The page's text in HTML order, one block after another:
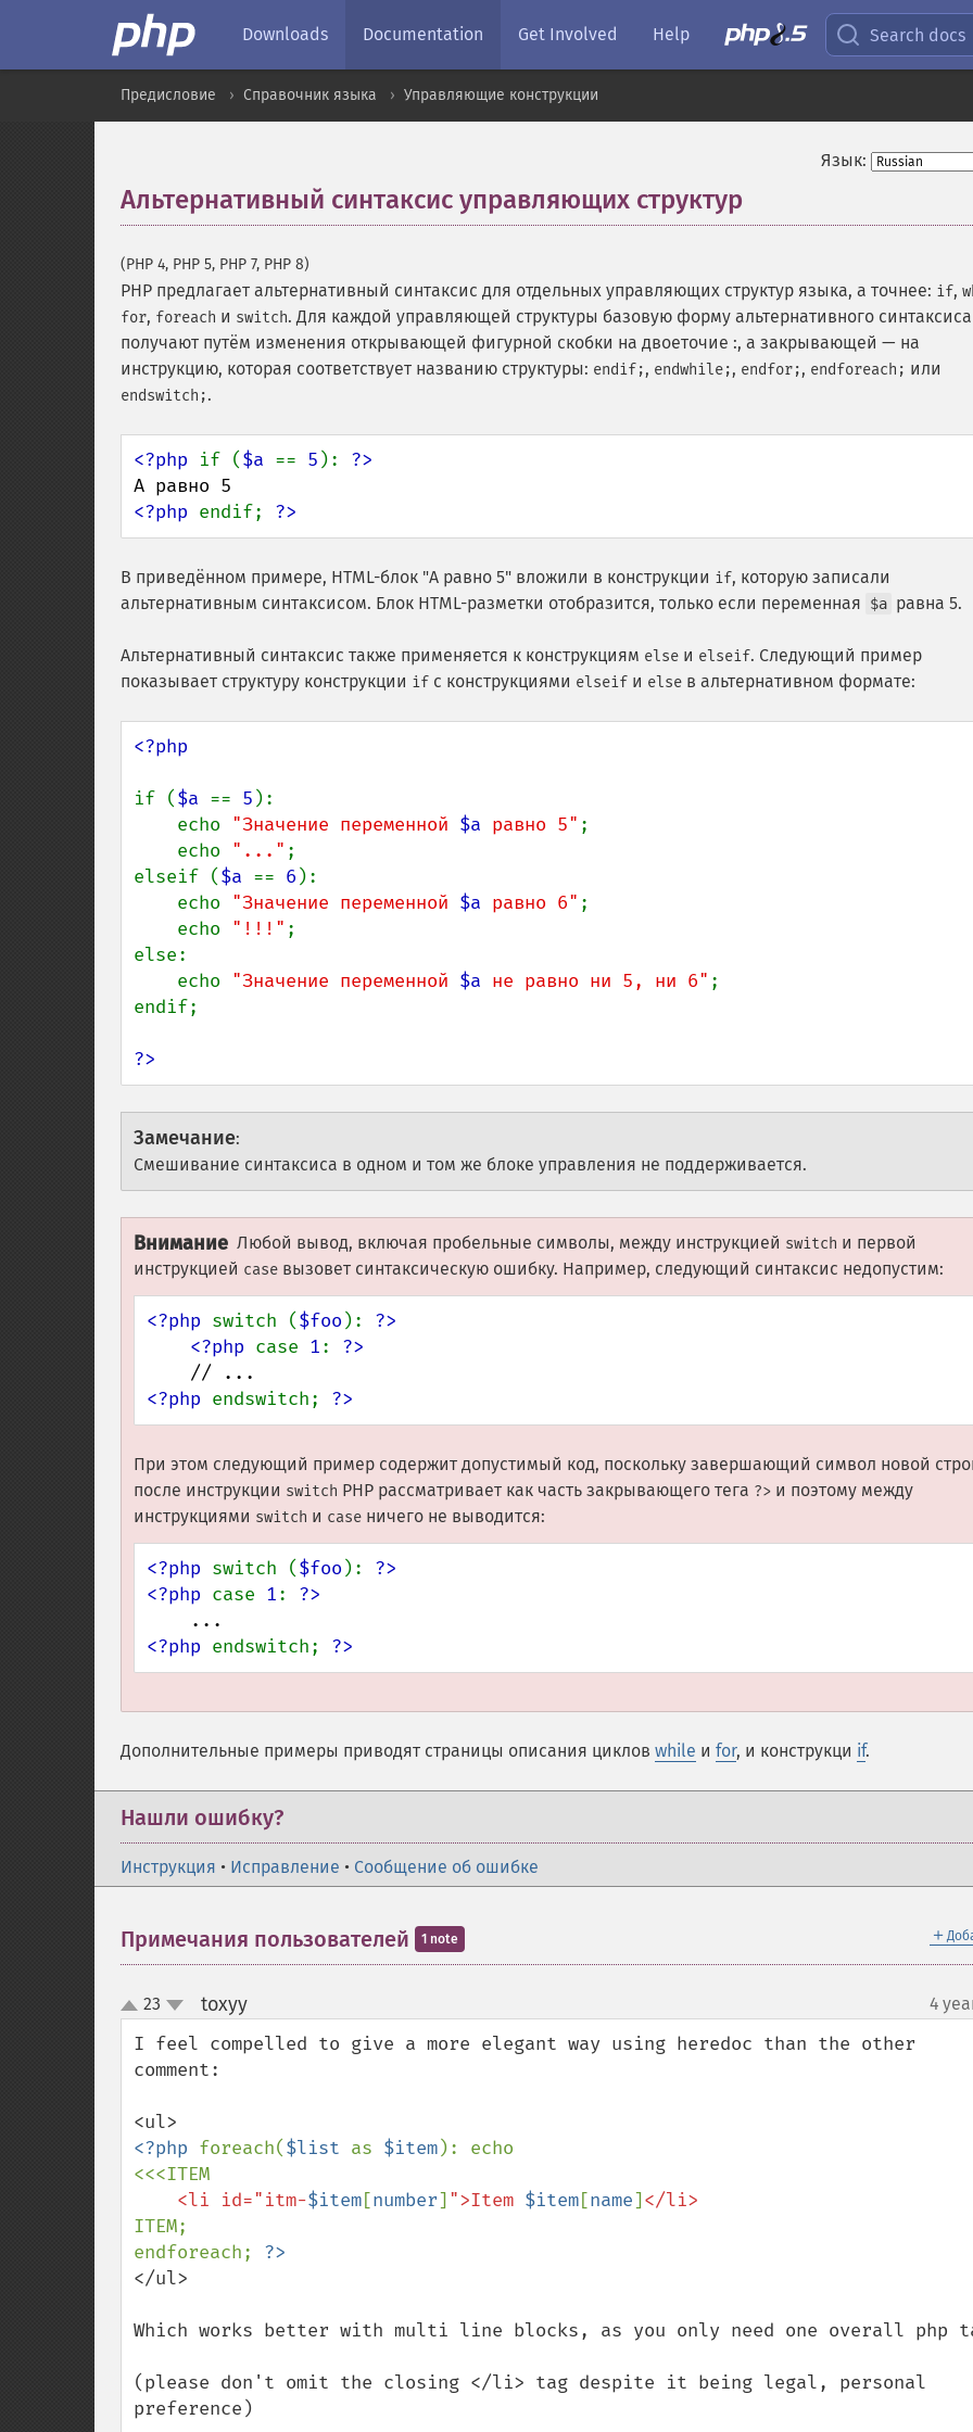
Downloads Documentation Get Involved Help Search docs
Предисловие Справочник языка Управляющие конструкции
Язык:
Альтернативный синтаксис управляющих структур
(PHP 4, PHP 5, PHP 7, PHP 8)
PHP предлагает альтернативный синтаксис для отдельных управляющих структур языка, а точнее: if,
for, foreach и switch. Для каждой управляющей структуры базовую форму альтернативного синтаксиса
получают путём изменения открывающей фигурной скобки на двоеточие :, а закрывающей — на
инструкцию, которая соответствует названию структуры: endif;, endwhile;, endfor;, endforeach; или
endswitch;.
<?php if ($a == 5 ):
<?php endif; ?>
В приведённом примере, HTML-блок "A равно 5" вложили в конструкции if, которую записали
альтернативным синтаксисом. Блок HTML-разметки отобразится, только если переменная
$a равна 5.
Альтернативный синтаксис также применяется к конструкциям else и elseif. Следующий пример
показывает структуру конструкции if с конструкциями elseif и else в альтернативном формате:
<?php
if ($a == 5 ):
    echo
"Значение переменной $a равно 5" ;
    echo
"..." ;
elseif ($a == 6 ):
    echo
"Значение переменной $a равно 6" ;
    echo
"!!!" ;
else:
    echo
"Значение переменной $a не равно ни 5, ни 6" ;
endif;
?>
Замечание:
Смешивание синтаксиса в одном и том же блоке управления не поддерживается.
Внимание Любой вывод, включая пробельные символы, между инструкцией switch и первой
инструкцией case вызовет синтаксическую ошибку. Например, следующий синтаксис недопустим:
<?php switch ($foo ):
<?php case 1:
<?php endswitch; ?>
При этом следующий пример содержит допустимый код, поскольку завершающий символ новой
после инструкции switch PHP рассматривает как часть закрывающего тега ?> и поэтому между
инструкциями switch и case ничего не выводится:
<?php switch ($foo ): ?>
<?php case 1:
<?php endswitch; ?>
Дополнительные примеры приводят страницы описания циклов while и for, и конструкци if.
Нашли ошибку?
Инструкция • Исправление • Сообщение об ошибке
＋
Примечания пользователей 1 note
up
down
23 toxyy¶ 4
I feel compelled to give a more elegant way using heredoc than the other
comment:
<?php foreach($list as $item): echo
    <li id="itm-
$item[number] ">Item $item[name]
ITEM;
endforeach;
</ul>
Which works better with multi line blocks, as you only need one overall php
(please don't omit the closing </li> tag despite it being legal, personal
preference)